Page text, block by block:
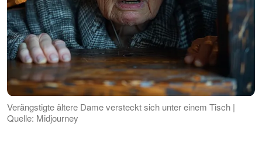
Verängstigte ältere Dame versteckt sich unter einem Tisch |
Quelle: Midjourney